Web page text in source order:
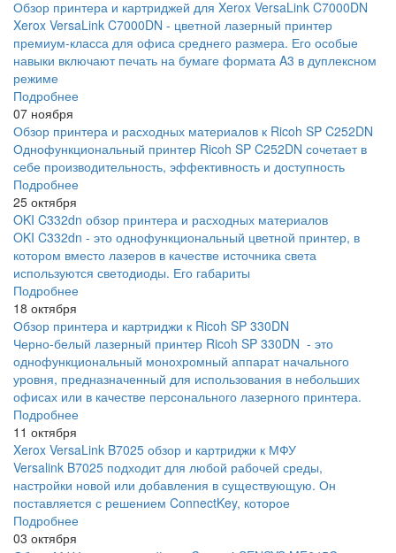
Обзор принтера и картриджей для Xerox VersaLink C7000DN
Xerox VersaLink C7000DN - цветной лазерный принтер
премиум-класса для офиса среднего размера. Его особые
навыки включают печать на бумаге формата A3 в дуплексном
режиме
Подробнее
07 ноября
Обзор принтера и расходных материалов к Ricoh SP C252DN
Однофункциональный принтер Ricoh SP C252DN сочетает в
себе производительность, эффективность и доступность
Подробнее
25 октября
OKI C332dn обзор принтера и расходных материалов
OKI C332dn - это однофункциональный цветной принтер, в
котором вместо лазеров в качестве источника света
используются светодиоды. Его габариты
Подробнее
18 октября
Обзор принтера и картриджи к Ricoh SP 330DN
Черно-белый лазерный принтер Ricoh SP 330DN - это
однофункциональный монохромный аппарат начального
уровня, предназначенный для использования в небольших
офисах или в качестве персонального лазерного принтера.
Подробнее
11 октября
Xerox VersaLink B7025 обзор и картриджи к МФУ
Versalink B7025 подходит для любой рабочей среды,
настройки новой или добавления в существующую. Он
поставляется с решением ConnectKey, которое
Подробнее
03 октября